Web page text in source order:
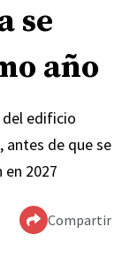
se
año
del edificio
antes de que se
2027
Compartir